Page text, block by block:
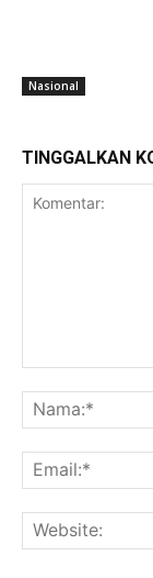
Nasional
TINGGALKAN